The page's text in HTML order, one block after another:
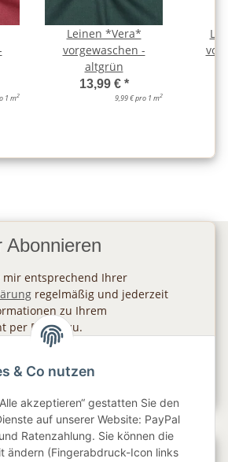
1 m2
Leinen *Vera*
vorgewaschen -
altgrün
13,99 € *
9,99 € pro 1 m2
Abonnieren
mir entsprechend Ihrer
regelmäßig und jederzeit
zu Ihrem
per E-Mail zu.
& Co nutzen
akzeptieren“ gestatten Sie den
auf unserer Website: PayPal
Ratenzahlung. Sie können die
ändern (Fingerabdruck-Icon links